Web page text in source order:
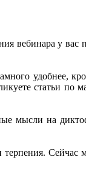
вебинара у вас
удобнее,
статьи по
мысли на
терпения.